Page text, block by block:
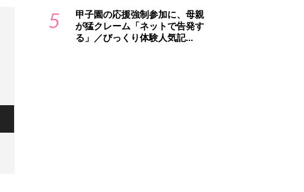
5
甲子園の応援強制参加に、母親
が猛クレーム「ネットで告発す
る」／びっくり体験人気記...